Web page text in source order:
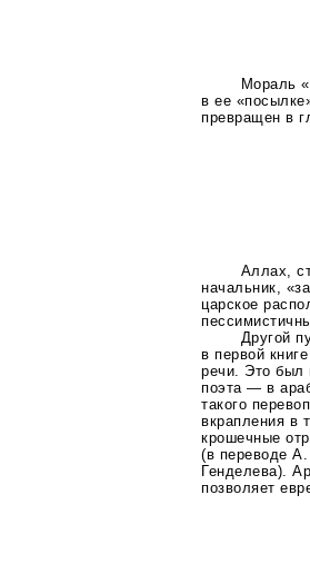
Мораль
в ее
превращен в
Аллах,
начальник,
царское
Другой
в первой
речи. Это был
поэта — в
такого
вкрапления в
крошечные
(в переводе
Генделева).
позволяет